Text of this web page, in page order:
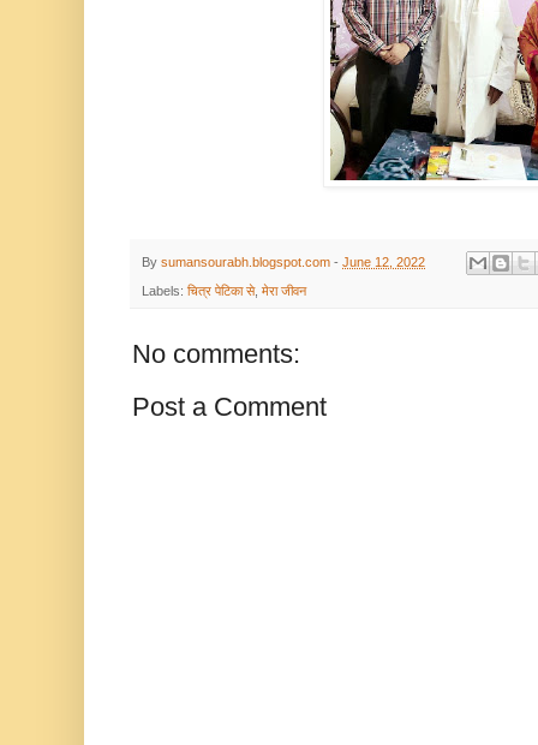
By sumansourabh.blogspot.com - June 12, 2022
Labels: चित्र पेटिका से, मेरा जीवन
No comments:
Post a Comment